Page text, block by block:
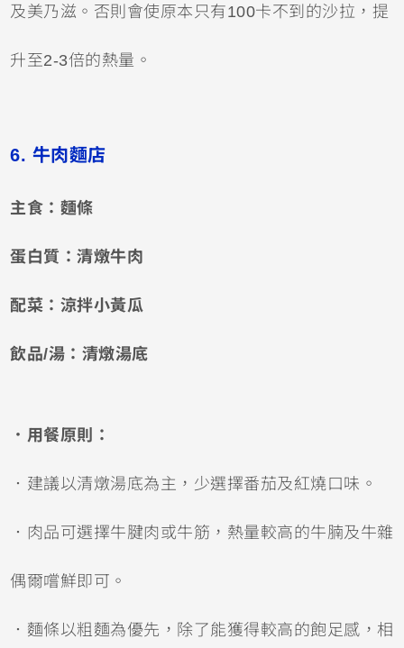
及美乃滋。否則會使原本只有100卡不到的沙拉，提
升至2-3倍的熱量。
6. 牛肉麵店
主食：麵條
蛋白質：清燉牛肉
配菜：涼拌小黃瓜
飲品/湯：清燉湯底
．用餐原則：
．建議以清燉湯底為主，少選擇番茄及紅燒口味。
．肉品可選擇牛腱肉或牛筋，熱量較高的牛腩及牛雜
偶爾嚐鮮即可。
．麵條以粗麵為優先，除了能獲得較高的飽足感，相